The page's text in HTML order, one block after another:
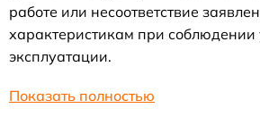
работе или несоответствие
характеристикам при соблюдении
эксплуатации.
Показать полностью